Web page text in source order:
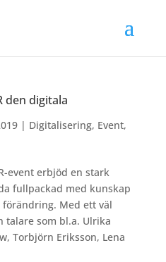
den digitala
| Digitalisering, Event,
event erbjöd en stark
fullpackad med kunskap
Med ett väl
talare som bl.a. Ulrika
Torbjörn Eriksson, Lena